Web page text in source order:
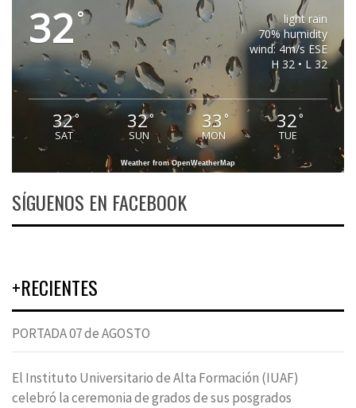
32 °
light rain
70% humidity
wind: 4m/s ESE
H 32 • L 32
32°
SAT
32°
SUN
33 °
MON
32°
TUE
Weather from OpenWeatherMap
SÍGUENOS EN FACEBOOK
+RECIENTES
PORTADA 07 de AGOSTO
El Instituto Universitario de Alta Formación (IUAF)
celebró la ceremonia de grados de sus posgrados